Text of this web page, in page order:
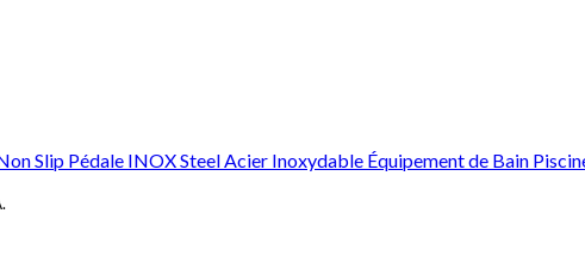
Slip Pédale INOX Steel Acier Inoxydable Équipement de Bain